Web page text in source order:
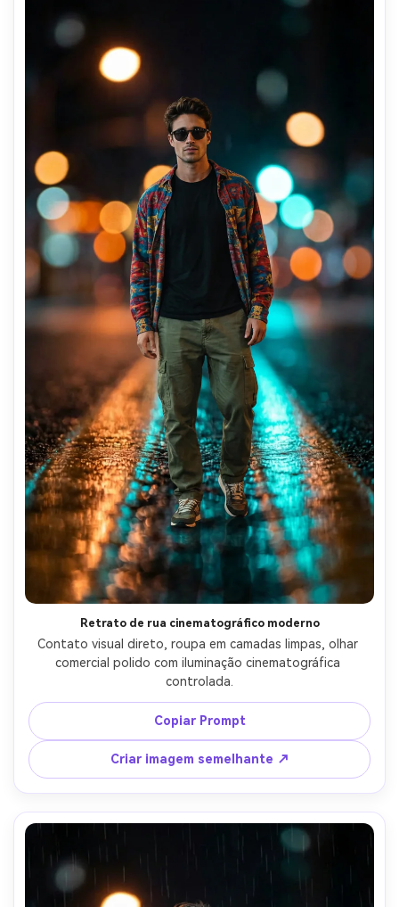
Retrato de rua cinematográfico moderno
Contato visual direto, roupa em camadas limpas, olhar
comercial polido com iluminação cinematográfica
controlada.
Copiar Prompt
Criar imagem semelhante ↗